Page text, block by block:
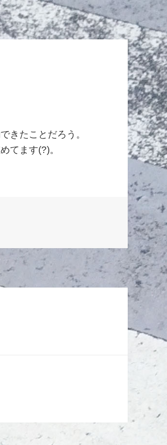
きたことだろう。
てます(?)。